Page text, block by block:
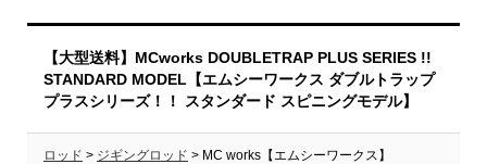
【大型送料】MCworks DOUBLETRAP PLUS SERIES !!
STANDARD MODEL【エムシーワークス ダブルトラップ
プラスシリーズ！！ スタンダード スピニングモデル】
ロッド > ジギングロッド > MC works【エムシーワークス】